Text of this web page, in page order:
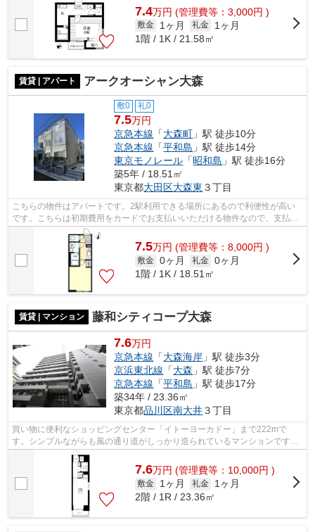
7.4万円 (管理費等：3,000円 )
敷金 1ヶ月 礼金
1ヶ月
1階 / 1K / 21.58㎡
賃貸 | アパート アークオーシャン大森
敷0 礼0
7.5万円
京急本線 「大森町 」駅 徒歩10分
京急本線 「平和島 」駅 徒歩14分
東京モノレール 「昭和島 」駅 徒歩16分
築5年 / 18.51㎡
東京都大田区大森東 ３丁目
こちらの物件はアパートです。2駅利用できる場所にあるので利便性が高い
です。こちらは初期費用をカードでお支払いいただける物件なので、支払い
手続きの手間が省けます。駅から徒歩10...
7.5万円 (管理費等：8,000円 )
敷金 0ヶ月 礼金 0ヶ月
1階 / 1K / 18.51㎡
賃貸 | マンション 藤和シティコープ大森
7.6万円
京急本線 「大森海岸 」駅 徒歩3分
京浜東北線 「大森 」駅 徒歩7分
京急本線 「平和島 」駅 徒歩17分
築34年 / 23.36㎡
東京都品川区南大井３丁目
買い物に便利なショッピングセンター「イトーヨーカドー」まで222mで
す。シンプルながらも風の通り道がしっかり造られているマンションです。
地上12階建てのイチオシの物件です。共用...
7.6万円 (管理費等：10,000円 )
敷金 1ヶ月 礼金
1ヶ月
2階 / 1R / 23.36㎡